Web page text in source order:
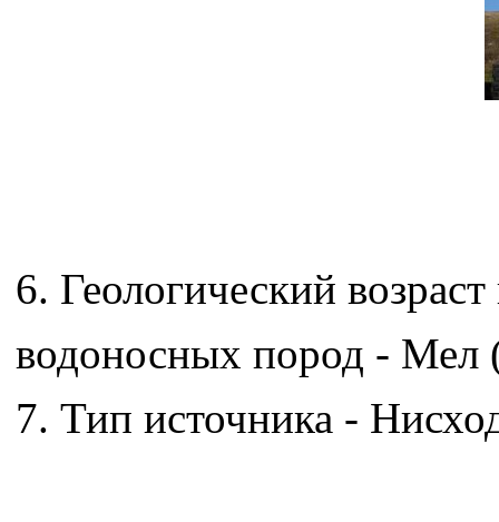
6. Геологический
водоносных пород - Мел
7. Тип источника -